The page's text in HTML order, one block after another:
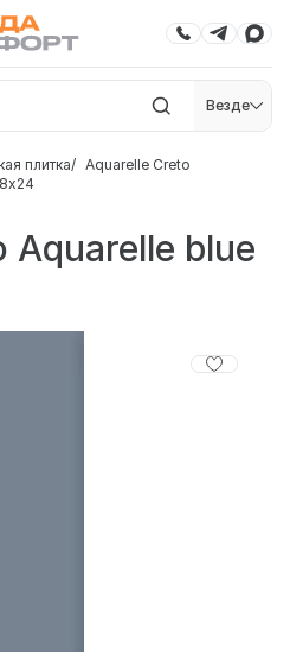
Везде
плитка
Aquarelle Creto
Aquarelle blue